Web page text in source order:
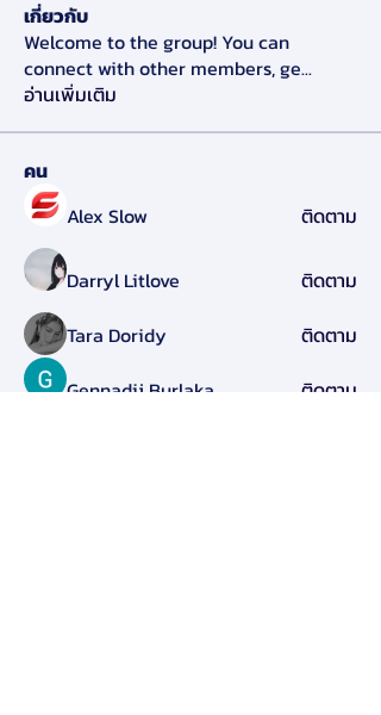
เกี่ยวกับ
Welcome to the group! You can
connect with other members, ge...
อ่านเพิ่มเติม
คน
Alex Slow
ติดตาม
Darryl Litlove
ติดตาม
Tara Doridy
ติดตาม
Gennadij Burlaka
ติดตาม